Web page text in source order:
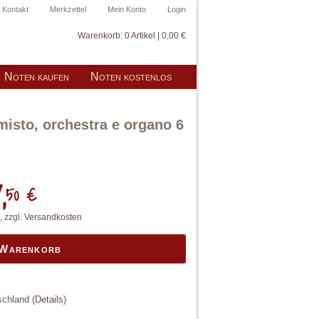
Login
Mein Konto
Merkzettel
Kontakt
Warenkorb: 0 Artikel | 0,00 €
Noten kaufen Noten kostenlos
orchestra e organo 6
50 €
zzgl. Versandkosten
(Details)